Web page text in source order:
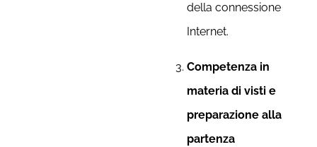
della connessione
Internet.
Competenza in
materia di visti e
preparazione alla
partenza